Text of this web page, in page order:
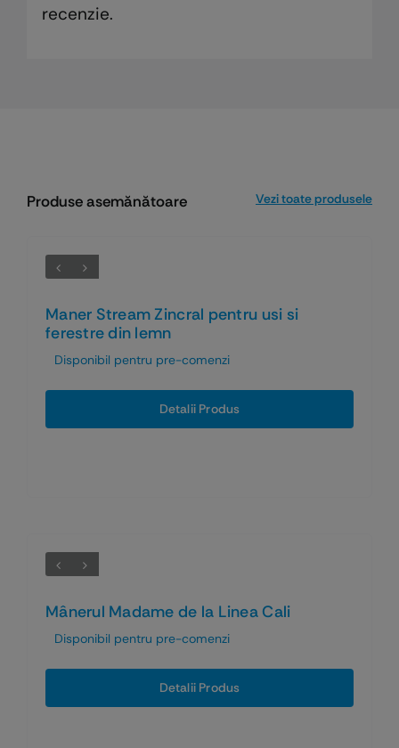
recenzie.
Produse asemănătoare Vezi toate produsele
Maner Stream Zincral pentru usi si
ferestre din lemn
Disponibil pentru pre-comenzi
Detalii Produs
Mânerul Madame de la Linea Cali
Disponibil pentru pre-comenzi
Detalii Produs